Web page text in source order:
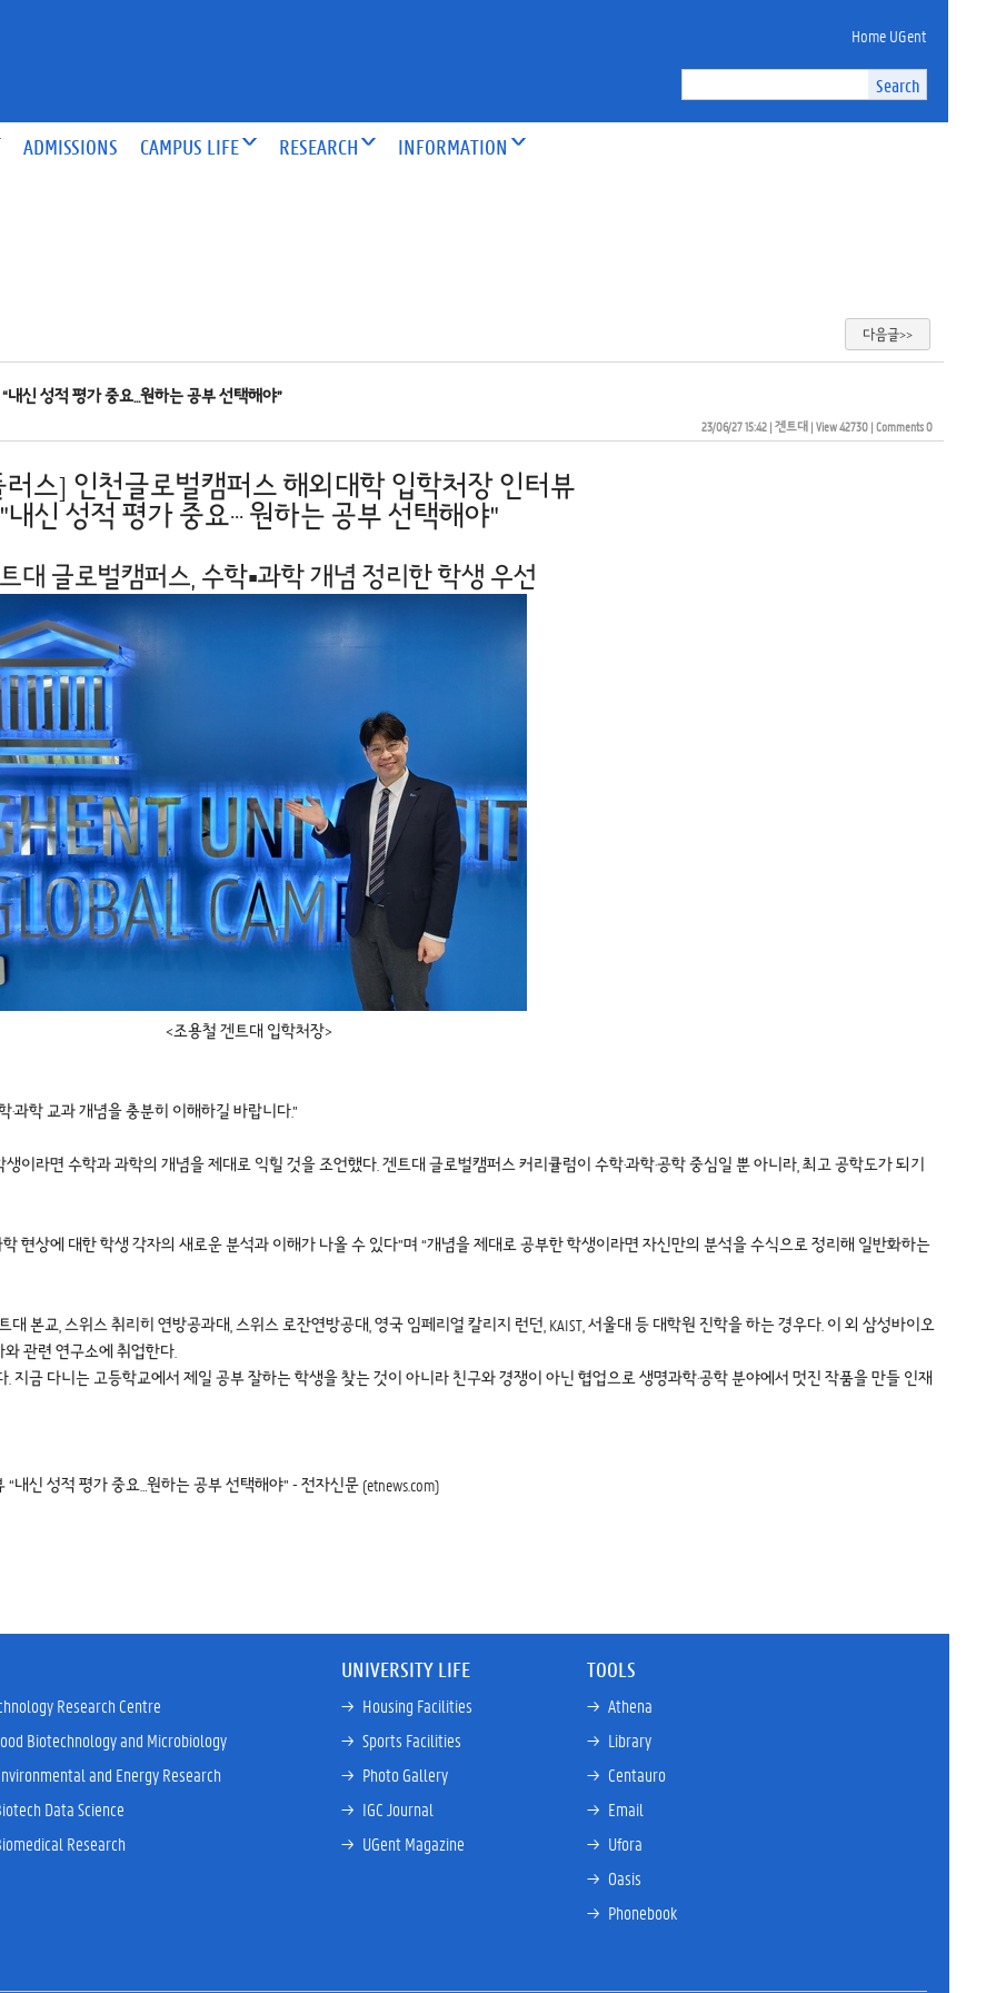
Home UGent
ADMISSIONS CAMPUS LIFE RESEARCH INFORMATION
다음글>>
신 성적 평가 중요…원하는 공부 선택해야”
23/06/27 15:42| 겐트대| View 42730| Comments 0
스] 인천글로벌캠퍼스 해외대학 입학처장 인터뷰
"내신 성적 평가 중요··· 원하는 공부 선택해야"
대 글로벌캠퍼스, 수학▪과학 개념 정리한 학생 우선
<조용철 겐트대 입학처장>
과학 교과 개념을 충분히 이해하길 바랍니다.”
이라면 수학과 과학의 개념을 제대로 익힐 것을 조언했다. 겐트대 글로벌캠퍼스 커리큘럼이 수학·과학·공학 중심일 뿐 아니라, 최고 공학도가 되기
현상에 대한 학생 각자의 새로운 분석과 이해가 나올 수 있다”며 “개념을 제대로 공부한 학생이라면 자신만의 분석을 수식으로 정리해 일반화하는
본교, 스위스 취리히 연방공과대, 스위스 로잔연방공대, 영국 임페리얼 칼리지 런던, KAIST, 서울대 등 대학원 진학을 하는 경우다. 이 외 삼성바이오
와 관련 연구소에 취업한다.
금 다니는 고등학교에서 제일 공부 잘하는 학생을 찾는 것이 아니라 친구와 경쟁이 아닌 협업으로 생명과학·공학 분야에서 멋진 작품을 만들 인재
신 성적 평가 중요…원하는 공부 선택해야” - 전자신문 (etnews.com)
Research Centre
Biotechnology and Microbiology
and Energy Research
Data Science
Research
UNIVERSITY LIFE
→ Housing Facilities
→ Sports Facilities
→ Photo Gallery
→ IGC Journal
→ UGent Magazine
TOOLS
→ Athena
→ Library
→ Centauro
→ Email
→ Ufora
→ Oasis
→ Phonebook